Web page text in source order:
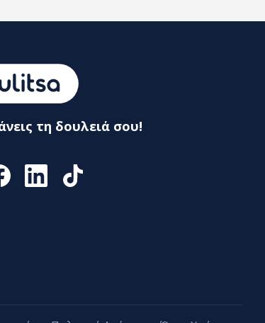
τη δουλειά σου!